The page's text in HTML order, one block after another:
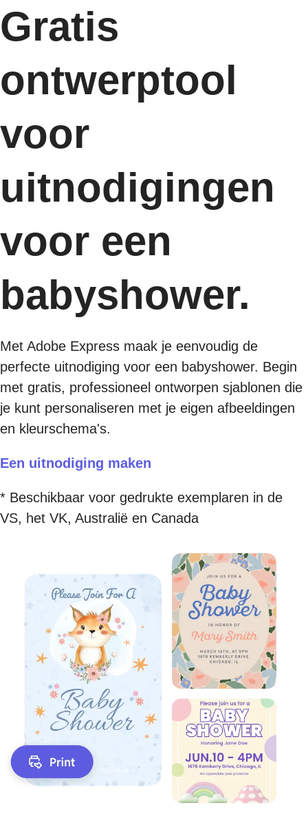
Gratis
ontwerptool
voor
uitnodigingen
voor een
babyshower.
Met Adobe Express maak je eenvoudig de
perfecte uitnodiging voor een babyshower. Begin
met gratis, professioneel ontworpen sjablonen die
je kunt personaliseren met je eigen afbeeldingen
en kleurschema's.
Een uitnodiging maken
* Beschikbaar voor gedrukte exemplaren in de
VS, het VK, Australië en Canada